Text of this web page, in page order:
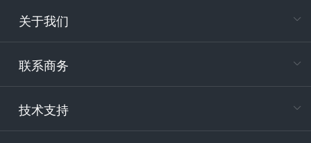
关于我们
联系商务
技术支持
电
400-